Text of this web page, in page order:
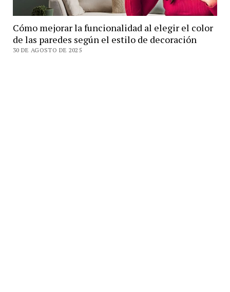
Cómo mejorar la funcionalidad al elegir el color
de las paredes según el estilo de decoración
30 DE AGOSTO DE 2025